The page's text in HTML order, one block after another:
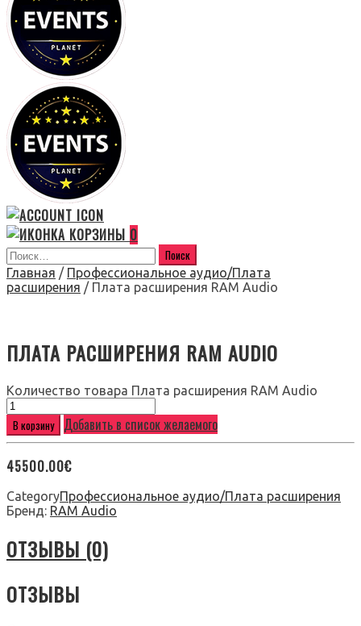
0
Главная / Профессиональное аудио/Плата
расширения / Плата расширения RAM Audio
ПЛАТА РАСШИРЕНИЯ RAM AUDIO
Количество товара Плата расширения RAM Audio
В корзину Добавить в список желаемого
45500.00€
CategoryПрофессиональное аудио/Плата расширения
Бренд: RAM Audio
ОТЗЫВЫ (0)
ОТЗЫВЫ